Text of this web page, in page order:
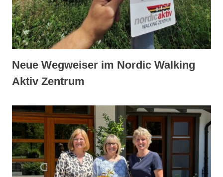
Neue Wegweiser im Nordic Walking
Aktiv Zentrum